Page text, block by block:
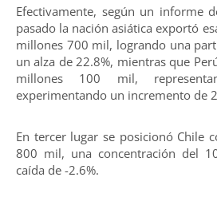
Efectivamente, según un informe
pasado la nación asiática exportó
millones 700 mil, logrando una
un alza de 22.8%, mientras que
millones 100 mil,
experimentando un incremento de
En tercer lugar se posicionó Chile
800 mil, una concentración del
caída de -2.6%.